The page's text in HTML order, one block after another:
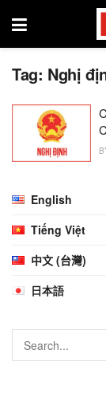
Tag: Nghị
English
Tiếng Việt
中文 (台灣)
日本語